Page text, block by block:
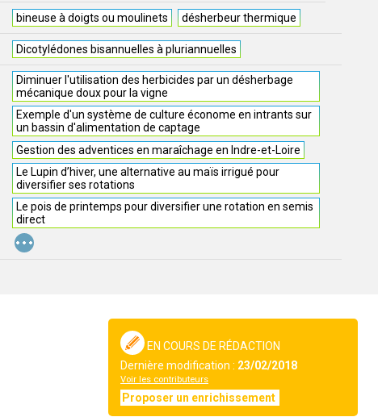
bineuse à doigts ou moulinets désherbeur thermique
Dicotylédones bisannuelles à pluriannuelles
Diminuer l'utilisation des herbicides par un désherbage
mécanique doux pour la vigne
Exemple d'un système de culture économe en intrants sur
un bassin d'alimentation de captage
Gestion des adventices en maraîchage en Indre-et-Loire
Le Lupin d’hiver, une alternative au maïs irrigué pour
diversifier ses rotations
Le pois de printemps pour diversifier une rotation en semis
direct
...
EN COURS DE RÉDACTION
Dernière modification : 23/02/2018
Voir les contributeurs
Proposer un enrichissement